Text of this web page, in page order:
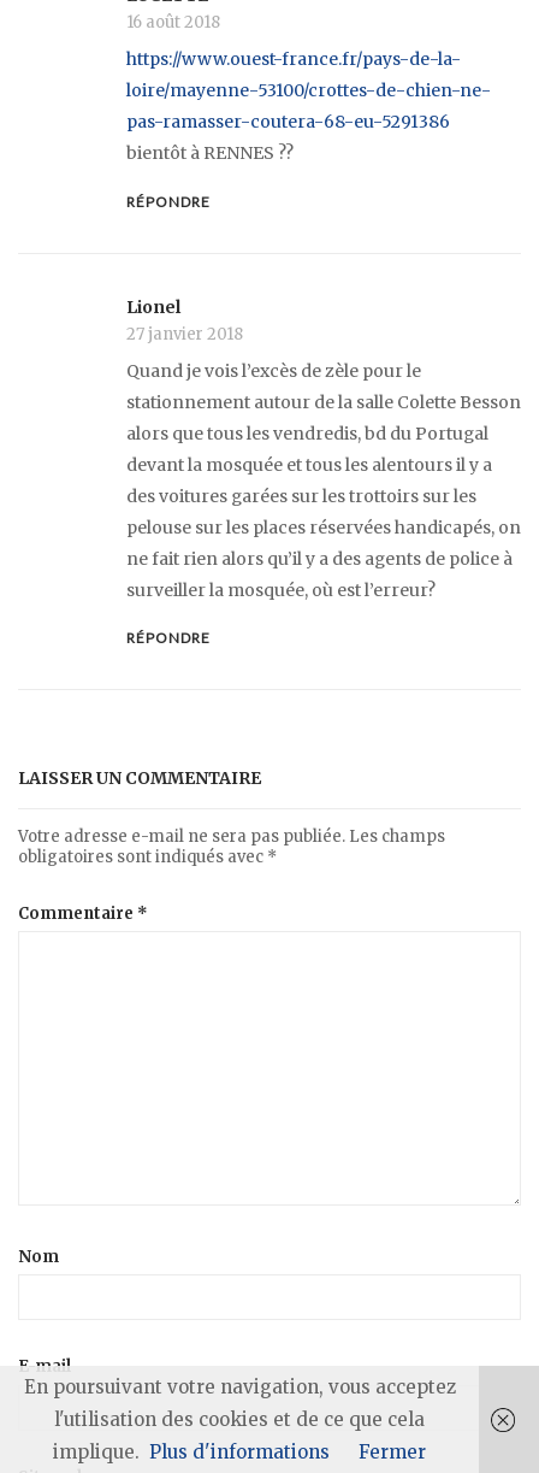
16 août 2018
https://www.ouest-france.fr/pays-de-la-
loire/mayenne-53100/crottes-de-chien-ne-
pas-ramasser-coutera-68-eu-5291386
bientôt à RENNES ??
RÉPONDRE
Lionel
27 janvier 2018
Quand je vois l’excès de zèle pour le
stationnement autour de la salle Colette Besson
alors que tous les vendredis, bd du Portugal
devant la mosquée et tous les alentours il y a
des voitures garées sur les trottoirs sur les
pelouse sur les places réservées handicapés, on
ne fait rien alors qu’il y a des agents de police à
surveiller la mosquée, où est l’erreur?
RÉPONDRE
LAISSER UN COMMENTAIRE
Votre adresse e-mail ne sera pas publiée. Les champs
obligatoires sont indiqués avec *
Commentaire *
Nom
E-mail
En poursuivant votre navigation, vous acceptez
l'utilisation des cookies et de ce que cela
implique. Plus d'informations Fermer